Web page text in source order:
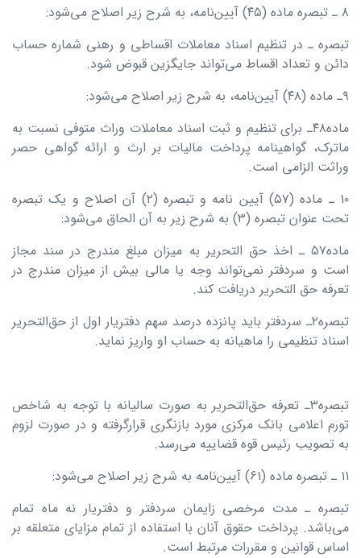
۸ ـ تبصره ماده (۴۵) آیین‌نامه، به شرح زیر اصلاح می‌شود:
تبصره‌ ـ در تنظیم اسناد معاملات اقساطی و رهنی شماره حساب
دائن و تعداد اقساط می‌تواند جایگزین قبوض شود.
۹ـ ماده (۴۸) آیین‌نامه، به شرح زیر اصلاح می‌شود:
ماده۴۸ـ برای تنظیم و ثبت اسناد معاملات وراث متوفی نسبت به
ماترک، گواهینامه پرداخت مالیات بر ارث و ارائه گواهی حصر
وراثت الزامی است.
۱۰ ـ ماده (۵۷) آیین نامه و تبصره (۲) آن اصلاح و یک تبصره
تحت عنوان تبصره (۳) به شرح زیر به آن الحاق می‌شود:
ماده۵۷ ـ اخذ حق التحریر به میزان مبلغ مندرج در سند مجاز
است و سردفتر نمی‌تواند وجه یا مالی بیش از میزان مندرج در
تعرفه حق التحریر دریافت کند.
تبصره۲ـ‌ سردفتر باید پانزده درصد سهم دفتریار اول از حق‌التحریر
اسناد تنظیمی را ماهیانه به حساب او واریز نماید.
تبصره۳‏‏ـ تعرفه حق‌التحریر به صورت سالیانه با توجه به شاخص
تورم اعلامی بانک مرکزی مورد بازنگری قرارگرفته و در صورت لزوم
به تصویب رئیس قوه قضاییه می‌رسد.
۱۱ ـ تبصره ماده (۶۱) آیین‌نامه به شرح زیر اصلاح می‌شود:
تبصره ـ مدت مرخصی زایمان سردفتر و دفتریار نه ماه تمام
می‌باشد. پرداخت حقوق آنان با استفاده از تمام مزایای متعلقه بر
اساس قوانین و مقررات مرتبط است.